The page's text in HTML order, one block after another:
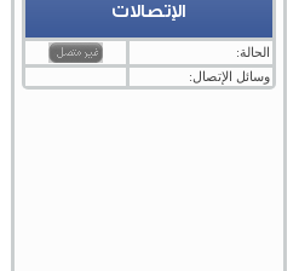
الإتصالات
الحالة:
وسائل الإتصال: